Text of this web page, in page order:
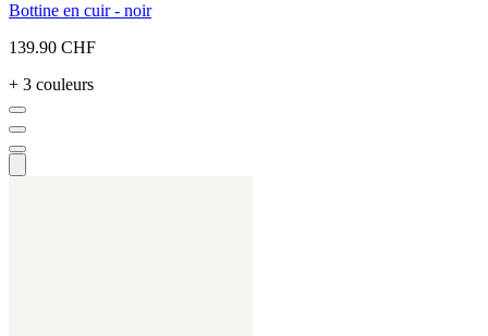
Bottine en cuir - noir
139.90 CHF
+ 3 couleurs